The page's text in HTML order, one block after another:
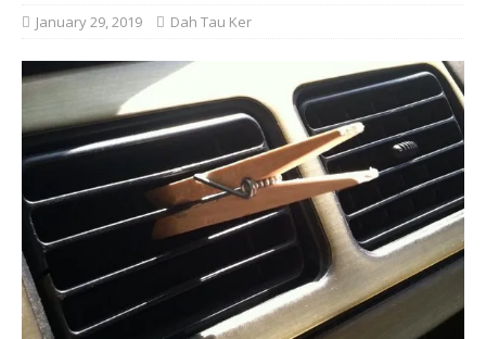
January 29, 2019 Dah Tau Ker